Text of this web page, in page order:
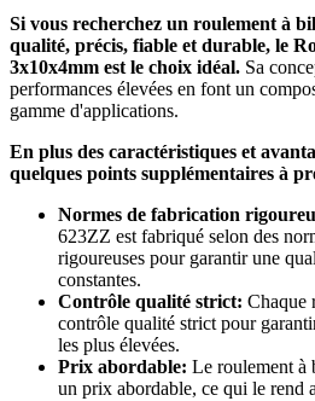
Si vous recherchez un roulement à
qualité, précis, fiable et durable, le
3x10x4mm est le choix idéal. Sa
performances élevées en font un
gamme d'applications.
En plus des caractéristiques et
quelques points supplémentaires à
Normes de fabrication
623ZZ est fabriqué selon des
rigoureuses pour garantir une
constantes.
Contrôle qualité strict: Chaque
contrôle qualité strict pour
les plus élevées.
Prix abordable: Le roulement à
un prix abordable, ce qui le rend